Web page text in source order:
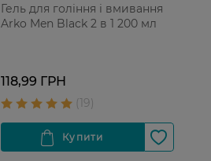
Гель для гоління і вмивання
Arko Men Black 2 в 1 200 мл
118,99 ГРН